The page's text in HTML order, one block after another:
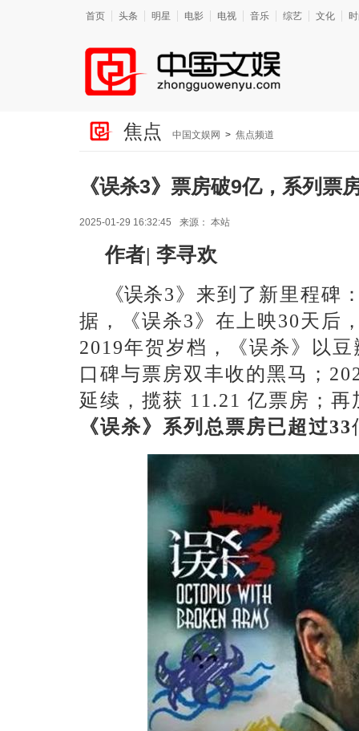
首页 头条 明星 电影 电视 音乐 综艺 文化
焦点 中国文娱网 > 焦点频道
《误杀3》票房破9亿，系列票
2025-01-29 16:32:45 来源： 本站
作者| 李寻欢
《误杀3》来到了新里程碑
据，《误杀3》在上映30天后
2019年贺岁档，《误杀》以
口碑与票房双丰收的黑马；
延续，揽获 11.21 亿票房；
《误杀》系列总票房已超过33